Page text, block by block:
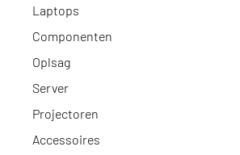
Laptops
Componenten
Oplsag
Server
Projectoren
Accessoires